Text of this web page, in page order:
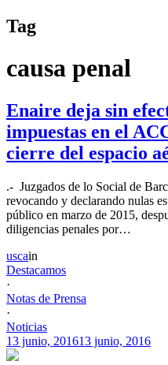
Tag
causa penal
Enaire deja sin
impuestas en el
cierre del espacio
.- Juzgados de lo Social de
revocando y declarando nulas
público en marzo de 2015,
diligencias penales por…
uscain
Destacamos
·
Notas de Prensa
·
Noticias
13 junio, 201613 junio, 2016